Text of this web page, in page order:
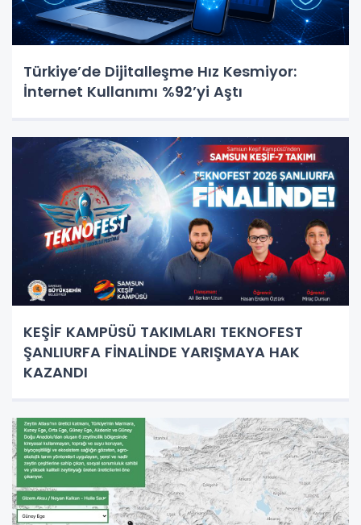
Türkiye’de Dijitalleşme Hız Kesmiyor:
İnternet Kullanımı %92’yi Aştı
KEŞİF KAMPÜSÜ TAKIMLARI TEKNOFEST
ŞANLIURFA FİNALİNDE YARIŞMAYA HAK
KAZANDI